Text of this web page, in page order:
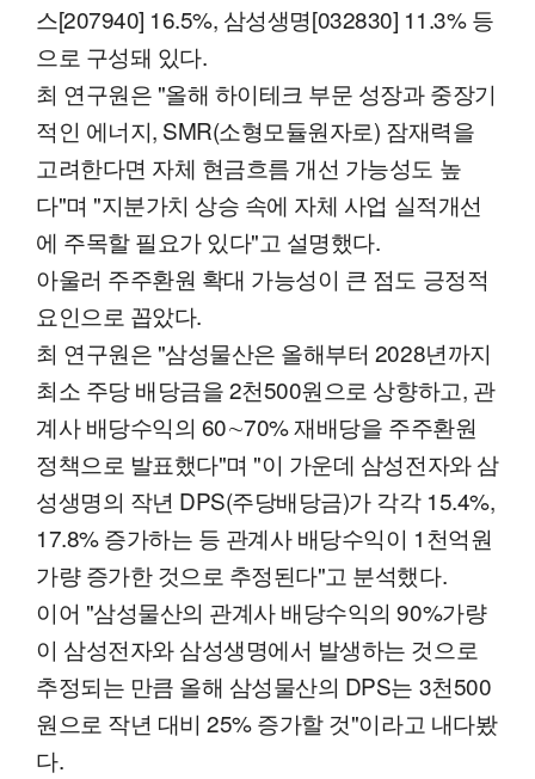
스[207940] 16.5%, 삼성생명[032830] 11.3% 등
으로 구성돼 있다.
최 연구원은 "올해 하이테크 부문 성장과 중장기
적인 에너지, SMR(소형모듈원자로) 잠재력을
고려한다면 자체 현금흐름 개선 가능성도 높
다"며 "지분가치 상승 속에 자체 사업 실적개선
에 주목할 필요가 있다"고 설명했다.
아울러 주주환원 확대 가능성이 큰 점도 긍정적
요인으로 꼽았다.
최 연구원은 "삼성물산은 올해부터 2028년까지
최소 주당 배당금을 2천500원으로 상향하고, 관
계사 배당수익의 60∼70% 재배당을 주주환원
정책으로 발표했다"며 "이 가운데 삼성전자와 삼
성생명의 작년 DPS(주당배당금)가 각각 15.4%,
17.8% 증가하는 등 관계사 배당수익이 1천억원
가량 증가한 것으로 추정된다"고 분석했다.
이어 "삼성물산의 관계사 배당수익의 90%가량
이 삼성전자와 삼성생명에서 발생하는 것으로
추정되는 만큼 올해 삼성물산의 DPS는 3천500
원으로 작년 대비 25% 증가할 것"이라고 내다봤
다.